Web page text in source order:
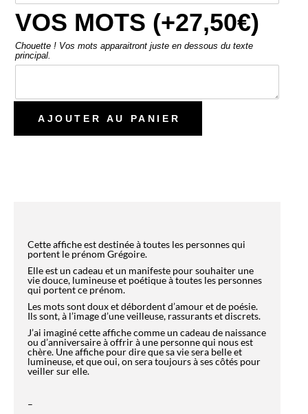
VOS MOTS (+27,50€)
Chouette ! Vos mots apparaitront juste en dessous du texte
principal.
AJOUTER AU PANIER
Cette affiche est destinée à toutes les personnes qui
portent le prénom Grégoire.
Elle est un cadeau et un manifeste pour souhaiter une
vie douce, lumineuse et poétique à toutes les personnes
qui portent ce prénom.
Les mots sont doux et débordent d’amour et de poésie.
Ils sont, à l’image d’une veilleuse, rassurants et discrets.
J’ai imaginé cette affiche comme un cadeau de naissance
ou d’anniversaire à offrir à une personne qui nous est
chère. Une affiche pour dire que sa vie sera belle et
lumineuse, et que oui, on sera toujours à ses côtés pour
veiller sur elle.
–